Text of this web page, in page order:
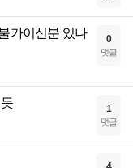
가이신분 있나
0
댓글
1
댓글